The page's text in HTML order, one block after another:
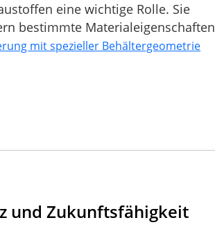
eine wichtige Rolle. Sie
bestimmte Materialeigenschaften
mit spezieller Behältergeometrie
und Zukunftsfähigkeit